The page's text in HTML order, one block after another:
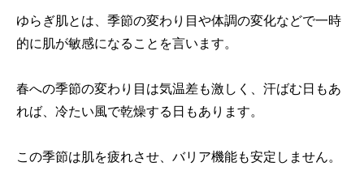
ゆらぎ肌とは、季節の変わり目や体調の変化などで一時
的に肌が敏感になることを言います。
春への季節の変わり目は気温差も激しく、汗ばむ日もあ
れば、冷たい風で乾燥する日もあります。
この季節は肌を疲れさせ、バリア機能も安定しません。